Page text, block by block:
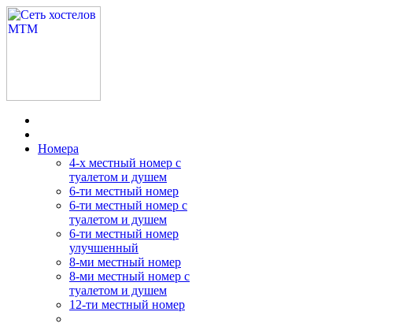
Номера
4-х местный номер с
туалетом и душем
6-ти местный номер
6-ти местный номер с
туалетом и душем
6-ти местный номер
улучшенный
8-ми местный номер
8-ми местный номер с
туалетом и душем
12-ти местный номер